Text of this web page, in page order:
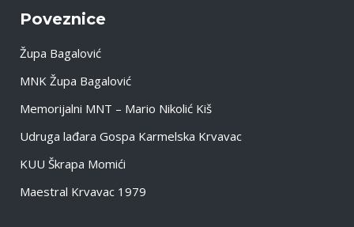
Poveznice
Župa Bagalović
MNK Župa Bagalović
Memorijalni MNT – Mario Nikolić Kiš
Udruga lađara Gospa Karmelska Krvavac
KUU Škrapa Momići
Maestral Krvavac 1979